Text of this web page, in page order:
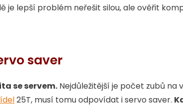
je lepší problém neřešit silou, ale ověřit
saver
se servem. Nejdůležitější je počet zubů na
25T, musí tomu odpovídat i servo saver.